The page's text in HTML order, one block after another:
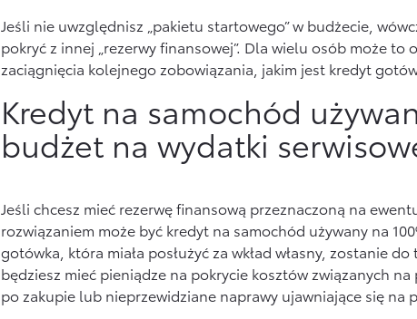
Jeśli nie uwzględnisz „pakietu startowego” w budżecie,
pokryć z innej „rezerwy finansowej”. Dla wielu osób może to
zaciągnięcia kolejnego zobowiązania, jakim jest kredyt
Kredyt na samochód
budżet na wydatki
Jeśli chcesz mieć rezerwę finansową przeznaczoną na
rozwiązaniem może być kredyt na samochód używany na
gotówka, która miała posłużyć za wkład własny, zostanie
będziesz mieć pieniądze na pokrycie kosztów związanych
po zakupie lub nieprzewidziane naprawy ujawniające się na